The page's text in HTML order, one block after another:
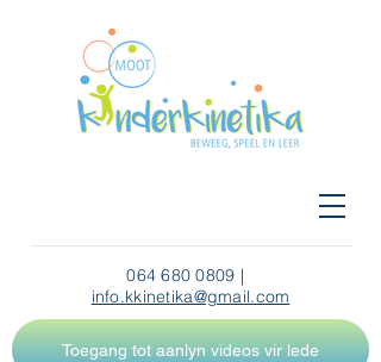
064 680 0809 |
info.kkinetika@gmail.com
Toegang tot aanlyn videos vir lede